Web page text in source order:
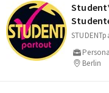
Berlin